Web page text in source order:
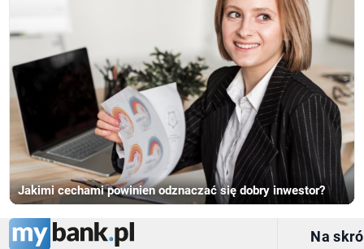
Jakimi cechami powinien odznaczać się dobry inwestor?
Na